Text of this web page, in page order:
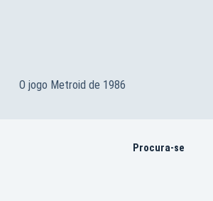
O jogo Metroid de 1986
Procura-se